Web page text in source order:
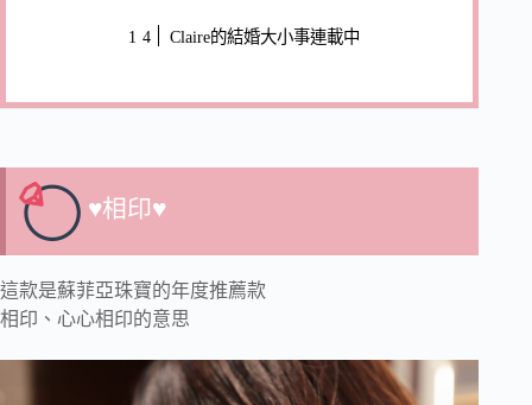
Claire的結婚大小事連載中
♥相印♥
這款是蘇菲亞珠寶的年度推薦款
相印、心心相印的意思